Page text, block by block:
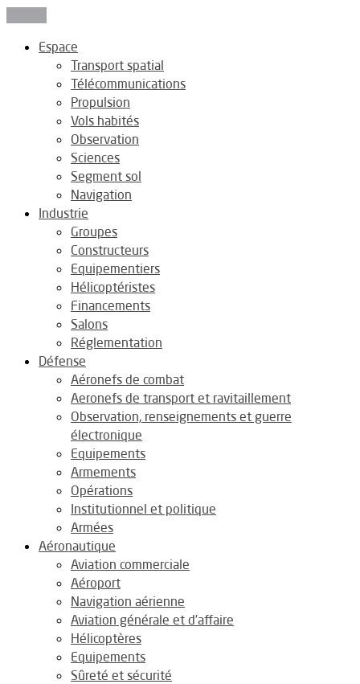
Espace
Transport spatial
Télécommunications
Propulsion
Vols habités
Observation
Sciences
Segment sol
Navigation
Industrie
Groupes
Constructeurs
Equipementiers
Hélicoptéristes
Financements
Salons
Réglementation
Défense
Aéronefs de combat
Aeronefs de transport et ravitaillement
Observation, renseignements et guerre
électronique
Equipements
Armements
Opérations
Institutionnel et politique
Armées
Aéronautique
Aviation commerciale
Aéroport
Navigation aérienne
Aviation générale et d’affaire
Hélicoptères
Equipements
Sûreté et sécurité